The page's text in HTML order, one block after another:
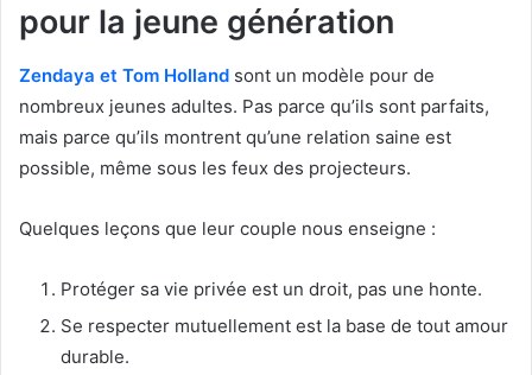
pour la jeune génération
Zendaya et Tom Holland sont un modèle pour de
nombreux jeunes adultes. Pas parce qu’ils sont parfaits,
mais parce qu’ils montrent qu’une relation saine est
possible, même sous les feux des projecteurs.
Quelques leçons que leur couple nous enseigne :
Protéger sa vie privée est un droit, pas une honte.
Se respecter mutuellement est la base de tout amour
durable.